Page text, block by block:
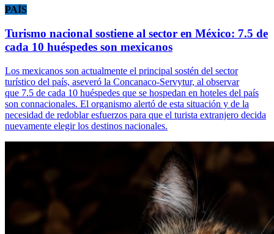
PAÍS
Turismo nacional sostiene al sector en México: 7.5 de
cada 10 huéspedes son mexicanos
Los mexicanos son actualmente el principal sostén del sector
turístico del país, aseveró la Concanaco-Servytur, al observar
que 7.5 de cada 10 huéspedes que se hospedan en hoteles del país
son connacionales. El organismo alertó de esta situación y de la
necesidad de redoblar esfuerzos para que el turista extranjero decida
nuevamente elegir los destinos nacionales.